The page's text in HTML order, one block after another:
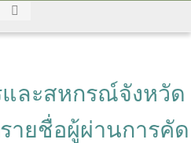
ละสหกรณ์จังหวัด
ายชื่อผู้ผ่านการคัด